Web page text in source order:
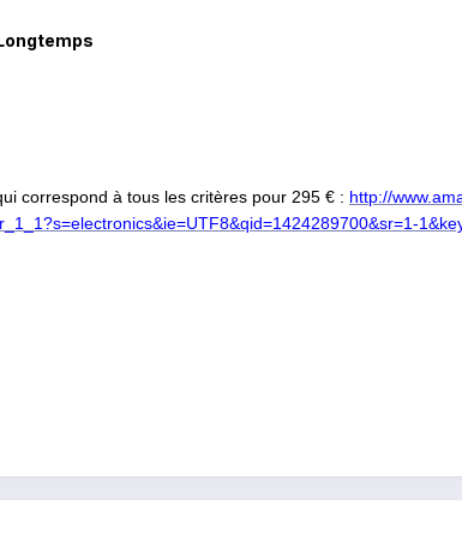
correspond à tous les critères pour 295 € : http://